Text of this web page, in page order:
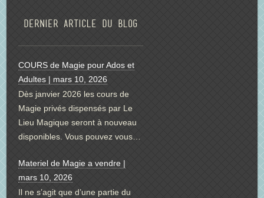
Dernier article du blog
COURS de Magie pour Ados et
Adultes | mars 10, 2026
Dès janvier 2026 les cours de
Magie privés dispensés par Le
Lieu Magique seront à nouveau
disponibles. Vous pouvez vous…
Materiel de Magie a vendre |
mars 10, 2026
Il ne s’agit que d’une partie du